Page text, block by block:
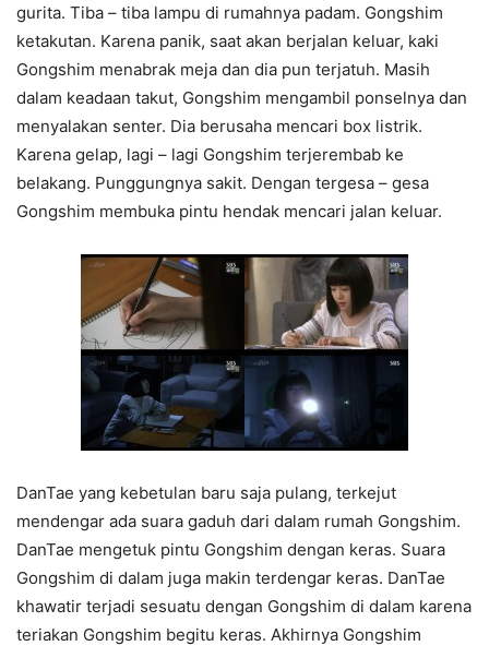
gurita. Tiba – tiba lampu di rumahnya padam. Gongshim
ketakutan. Karena panik, saat akan berjalan keluar, kaki
Gongshim menabrak meja dan dia pun terjatuh. Masih
dalam keadaan takut, Gongshim mengambil ponselnya dan
menyalakan senter. Dia berusaha mencari box listrik.
Karena gelap, lagi – lagi Gongshim terjerembab ke
belakang. Punggungnya sakit. Dengan tergesa – gesa
Gongshim membuka pintu hendak mencari jalan keluar.
DanTae yang kebetulan baru saja pulang, terkejut
mendengar ada suara gaduh dari dalam rumah Gongshim.
DanTae mengetuk pintu Gongshim dengan keras. Suara
Gongshim di dalam juga makin terdengar keras. DanTae
khawatir terjadi sesuatu dengan Gongshim di dalam karena
teriakan Gongshim begitu keras. Akhirnya Gongshim